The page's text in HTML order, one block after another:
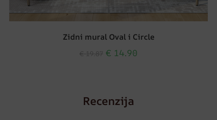
Zidni mural Oval i Circle
€ 14.90
Recenzija